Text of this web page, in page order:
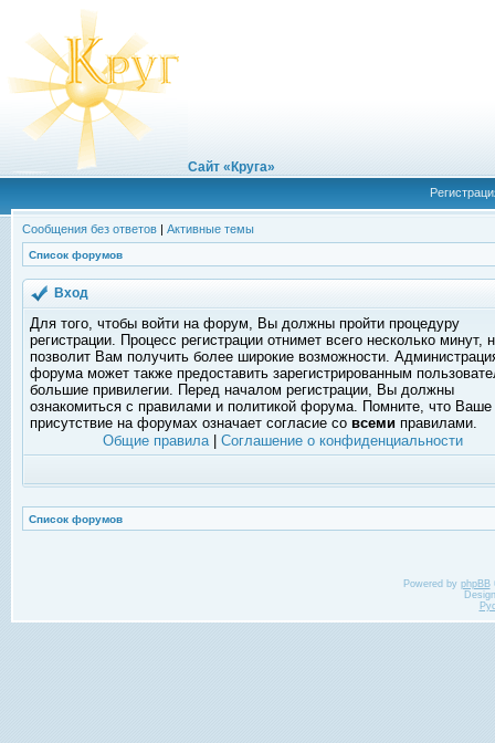
Сайт «Круга»
Сообщения без ответов | Активные темы
Список форумов
Вход
Для того, чтобы войти на форум, Вы должны пройти процедуру
регистрации. Процесс регистрации отнимет всего несколько минут,
позволит Вам получить более широкие возможности.
форума может также предоставить зарегистрированным
большие привилегии. Перед началом регистрации, Вы должны
ознакомиться с правилами и политикой форума. Помните, что Ваше
присутствие на форумах означает согласие со всеми правилами.
Общие правила| Соглашение о конфиденциальности
Список форумов
Powered by phpBB